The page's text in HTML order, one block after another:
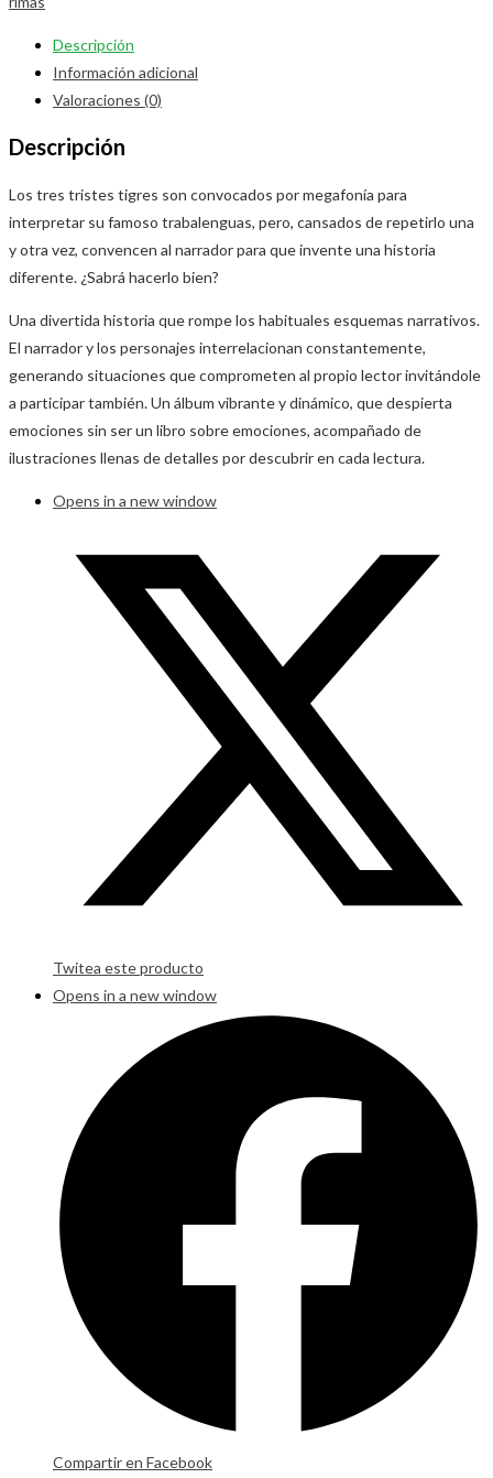
Descripción
Información adicional
Valoraciones (0)
Descripción
Los tres tristes tigres son convocados por megafonía para
interpretar su famoso trabalenguas, pero, cansados de repetirlo una
y otra vez, convencen al narrador para que invente una historia
diferente. ¿Sabrá hacerlo bien?
Una divertida historia que rompe los habituales esquemas narrativos.
El narrador y los personajes interrelacionan constantemente,
generando situaciones que comprometen al propio lector invitándole
a participar también. Un álbum vibrante y dinámico, que despierta
emociones sin ser un libro sobre emociones, acompañado de
ilustraciones llenas de detalles por descubrir en cada lectura.
Opens in a new window
Twitea este producto
Opens in a new window
Compartir en Facebook